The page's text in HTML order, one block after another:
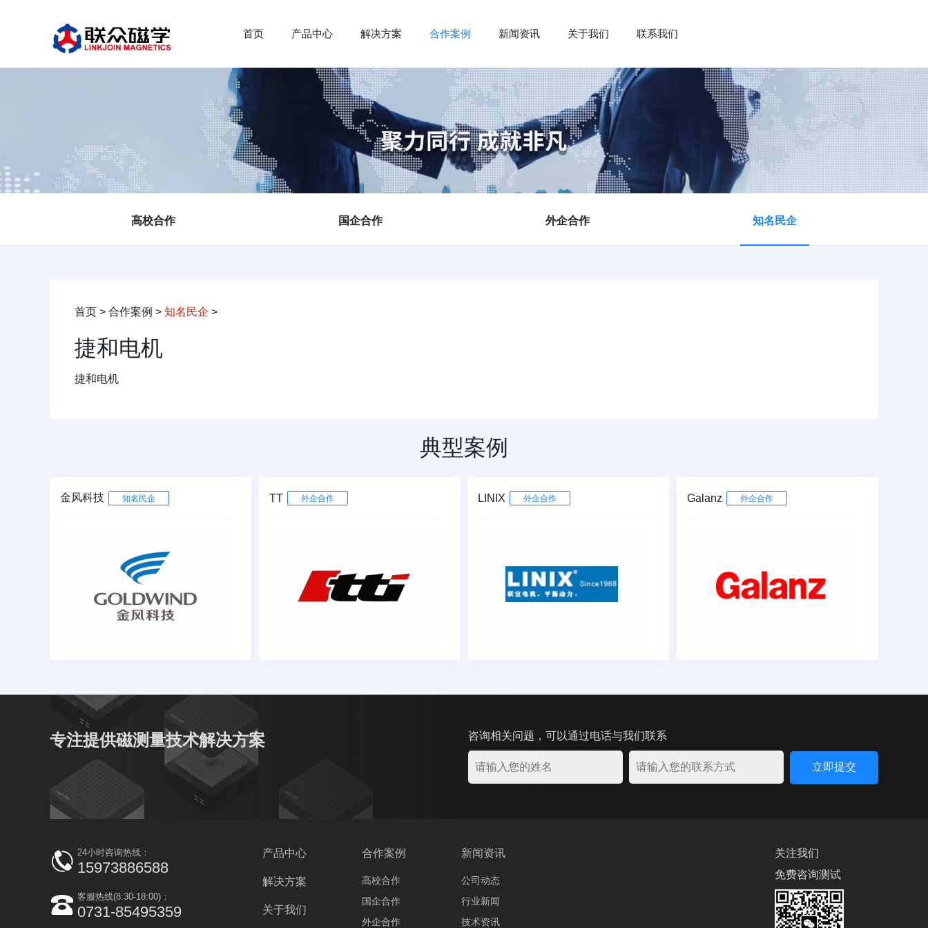
首页 产品中心 解决方案 合作案例 新闻资讯 关于我们 联系我们
高校合作 国企合作 外企合作 知名民企
首页 > 合作案例 > 知名民企 >
捷和电机
捷和电机
典型案例
金风科技 知名民企 TT 外企合作 LINIX 外企合作 Galanz 外企合作
专注提供磁测量技术解决方案 咨询相关问题，可以通过电话与我们联系
24小时咨询热线：
15973886588
客服热线(8:30-18:00)：
0731-85495359
产品中心
解决方案
关于我们
合作案例
高校合作
国企合作
外企合作
新闻资讯
公司动态
行业新闻
技术资讯
关注我们
免费咨询测试